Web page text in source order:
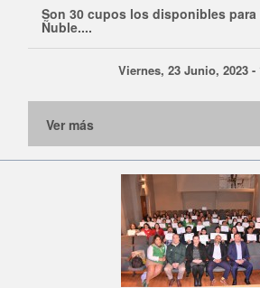
Son 30 cupos los disponibles
Ñuble....
Viernes, 23 Junio, 2023 -
Ver más